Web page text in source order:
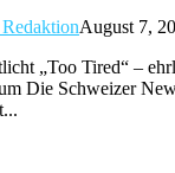
August 7,
„Too Tired“ –
Die Schweizer